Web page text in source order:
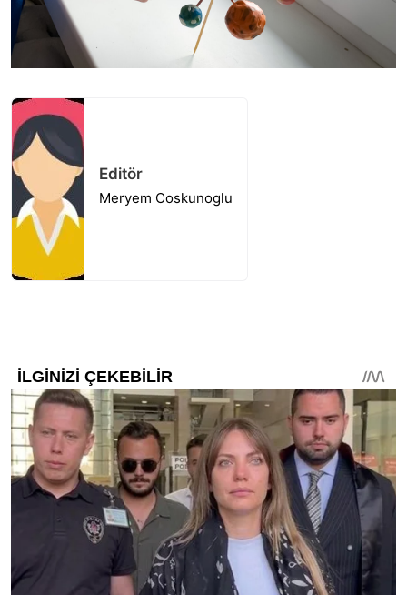
Editör
Meryem Coskunoglu